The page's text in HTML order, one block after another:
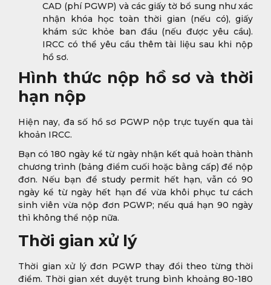
CAD (phí PGWP) và các giấy tờ bổ sung như xác
nhận khóa học toàn thời gian (nếu có), giấy
khám sức khỏe ban đầu (nếu được yêu cầu).
IRCC có thể yêu cầu thêm tài liệu sau khi nộp
hồ sơ.
Hình thức nộp hồ sơ và thời
hạn nộp
Hiện nay, đa số hồ sơ PGWP nộp trực tuyến qua tài
khoản IRCC.
Bạn có 180 ngày kể từ ngày nhận kết quả hoàn thành
chương trình (bảng điểm cuối hoặc bằng cấp) để nộp
đơn. Nếu bạn để study permit hết hạn, vẫn có 90
ngày kể từ ngày hết hạn để vừa khôi phục tư cách
sinh viên vừa nộp đơn PGWP; nếu quá hạn 90 ngày
thì không thể nộp nữa.
Thời gian xử lý
Thời gian xử lý đơn PGWP thay đổi theo từng thời
điểm. Thời gian xét duyệt trung bình khoảng 80-180